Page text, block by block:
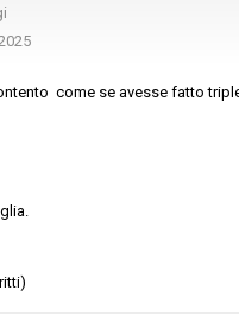
come se avesse fatto